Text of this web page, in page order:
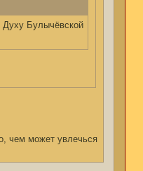
Духу Булычёвской
чем может увлечься